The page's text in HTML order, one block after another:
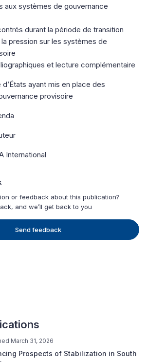
aux systèmes de gouvernance
durant la période de transition
pression sur les systèmes de
et lecture complémentaire
ayant mis en place des
provisoire
International
or feedback about this publication?
and we’ll get back to you
Send feedback
March 31, 2026
Prospects of Stabilization in South